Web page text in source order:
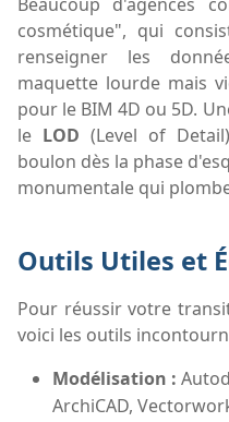
cosmétique", qui
renseigner les
maquette lourde mais
pour le BIM 4D ou 5D.
le LOD (Level of
boulon dès la phase
monumentale qui
Outils Utiles et
Pour réussir votre
voici les outils
Modélisation :
ArchiCAD,